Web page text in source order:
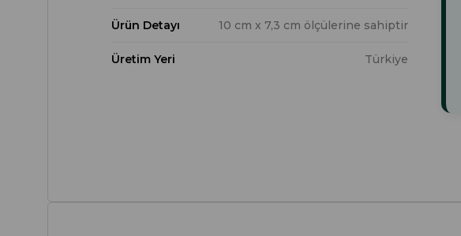
Ürün Detayı 10 cm x 7,3 cm ölçülerine sahiptir
Üretim Yeri Türkiye